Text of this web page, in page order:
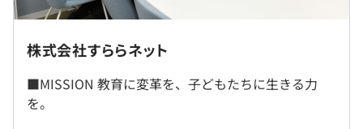
相談の上、ご希望のマシンを支給いたします。
◎週2日までの在宅勤務が認められています！
＜雇入時＞
東京本社
（※想定年収 は年収提示額を保証するものではありません）
◎働き方はある程度個人に裁量が任せられています！
《フレックスタイム制》
株式会社すららネット
■MISSION 教育に変革を、子どもたちに生きる力
を。